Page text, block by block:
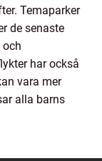
Temaparker
de senaste
och
har också
vara mer
alla barns